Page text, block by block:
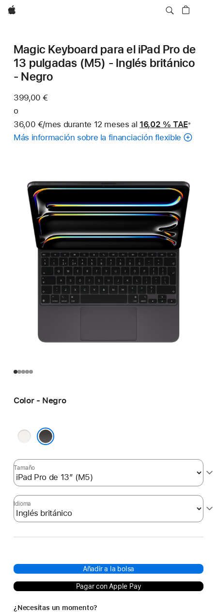
Apple
Magic Keyboard para el iPad Pro de
13 pulgadas (M5) - Inglés británico
- Negro
399,00 €
o
36,00 €/mes durante 12 meses al 16,02 %TAE
a
※
Más información sobre la financiación flexible
Color - Negro
Blanco
Tamaño
Idioma
Añadir a la bolsa
Pagar con Apple Pay
¿Necesitas un momento?